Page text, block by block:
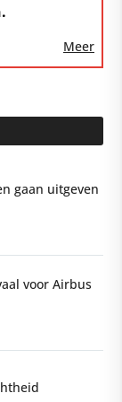
Meer
gaan uitgeven
voor Airbus